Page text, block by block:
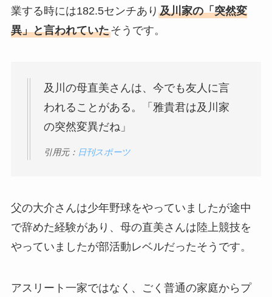
業する時には182.5センチあり 及川家の「突然変
異」と言われていたそうです。
及川の母直美さんは、今でも友人に言
われることがある。「雅貴君は及川家
の突然変異だね」
引用元： 日刊スポーツ
父の大介さんは少年野球をやっていましたが途中
で辞めた経験があり、母の直美さんは陸上競技を
やっていましたが部活動レベルだったそうです。
アスリート一家ではなく、ごく普通の家庭からプ